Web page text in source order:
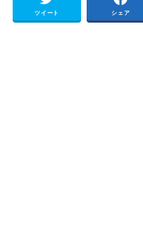
ツイート シェア